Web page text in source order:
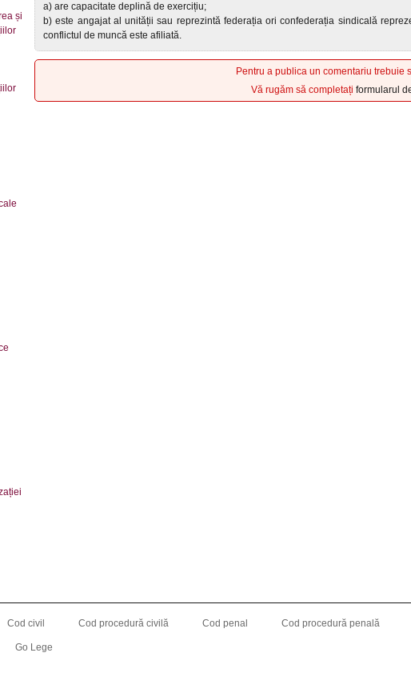
și
a) are capacitate deplină de exercițiu;
b) este angajat al unității sau reprezintă federația ori confederația sindicală
conflictul de muncă este afiliată.
Pentru a publica un comentariu trebuie
Vă rugăm să completați formularul
Cod civil Cod procedură civilă Cod penal Cod procedură penală
Go Lege